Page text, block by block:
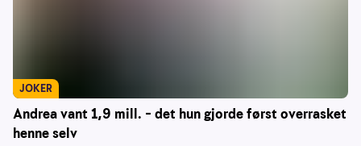
Andrea vant 1,9 mill. – det hun gjorde først overrasket
henne selv
JOKER